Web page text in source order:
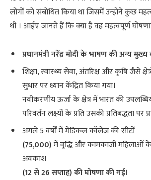
लोगों को संबोधित किया था जिसमें उन्होंने कुछ
थी । आईए जानते हैं कि क्या है वह महत्वपूर्ण
प्रधानमंत्री नरेंद्र मोदी के भाषण की अन्य मुख्य
शिक्षा, स्वास्थ्य सेवा, अंतरिक्ष और कृषि जैसे
सुधार पर ध्यान केंद्रित किया गया।
नवीकरणीय ऊर्जा के क्षेत्र में भारत की
परिवर्तन लक्ष्यों के प्रति उसकी प्रतिबद्धता पर
अगले 5 वर्षों में मेडिकल कॉलेज की सीटों
(75,000)में वृद्धि और कामकाजी महिलाओं
अवकाश
(12 से 26 सप्ताह) की घोषणा की गई।